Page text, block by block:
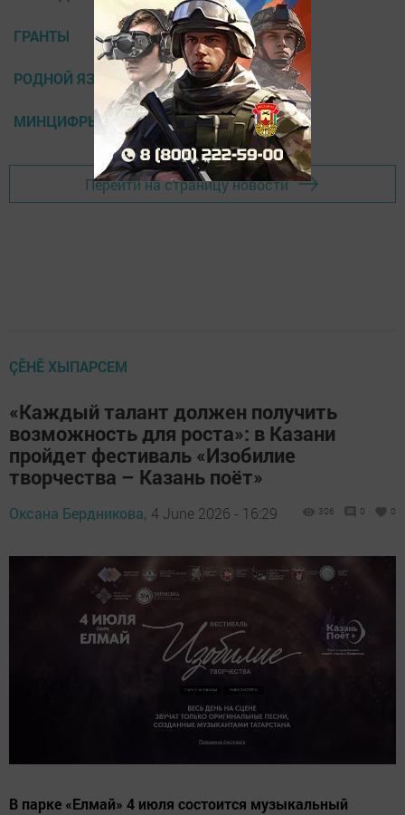
ГРАНТЫ
РОДНОЙ ЯЗЫК
МИНЦИФРЫ РТ
Перейти на страницу новости
ÇӖНӖ ХЫПАРСЕМ
«Каждый талант должен получить
возможность для роста»: в Казани
пройдет фестиваль «Изобилие
творчества – Казань поёт»
Оксана Бердникова, 4 June 2026 - 16:29 306 0 0
В парке «Елмай» 4 июля состоится музыкальный